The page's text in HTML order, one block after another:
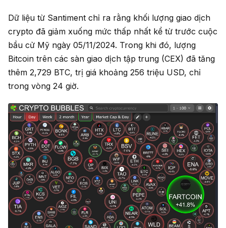
Dữ liệu từ Santiment chỉ ra rằng khối lượng giao dịch
crypto đã giảm xuống mức thấp nhất kể từ trước cuộc
bầu cử Mỹ ngày 05/11/2024. Trong khi đó, lượng
Bitcoin trên các sàn giao dịch tập trung (CEX) đã tăng
thêm 2,729 BTC, trị giá khoảng 256 triệu USD, chỉ
trong vòng 24 giờ.